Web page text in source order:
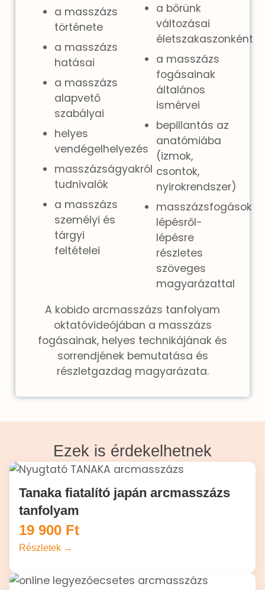
a masszázs
története
a masszázs
hatásai
a masszázs
alapvető
szabályai
helyes
vendégelhelyezés
masszázságyakról
tudnivalók
a masszázs
személyi és
tárgyi
feltételei
a bőrünk
változásai
életszakaszonként
a masszázs
fogásainak
általános
ismérvei
bepillantás az
anatómiába
(izmok,
csontok,
nyirokrendszer)
masszázsfogások
lépésről-
lépésre
részletes
szöveges
magyarázattal
A kobido arcmasszázs tanfolyam
oktatóvideójában a masszázs
fogásainak, helyes technikájának és
sorrendjének bemutatása és
részletgazdag magyarázata.
Ezek is érdekelhetnek
Tanaka fiatalító japán arcmasszázs
tanfolyam
19 900 Ft
Részletek →